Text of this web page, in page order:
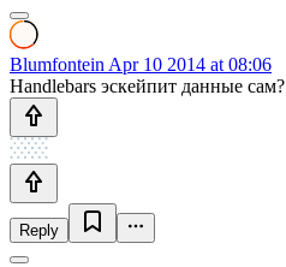
Blumfontein Apr 10 2014 at 08:06
Handlebars эскейпит данные сам?
Reply